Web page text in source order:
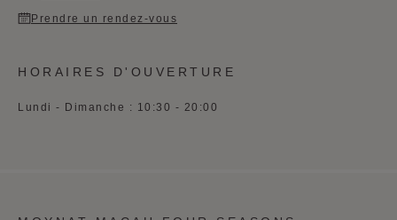
Prendre un rendez-vous
HORAIRES D'OUVERTURE
Lundi - Dimanche : 10:30 - 20:00